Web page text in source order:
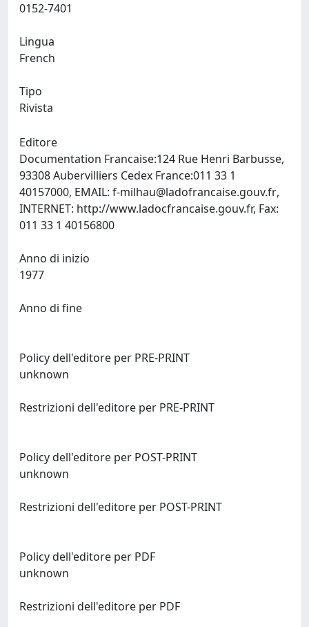
Lingua
Tipo
Rivista
Editore
Documentation Francaise:124 Rue Henri Barbusse,
93308 Aubervilliers Cedex France:011 33 1
40157000, EMAIL: f-milhau@ladofrancaise.gouv.fr,
INTERNET: http://www.ladocfrancaise.gouv.fr, Fax:
Anno di inizio
Anno di fine
Policy dell'editore per PRE-PRINT
Restrizioni dell'editore per PRE-PRINT
Policy dell'editore per POST-PRINT
Restrizioni dell'editore per POST-PRINT
Policy dell'editore per PDF
Restrizioni dell'editore per PDF